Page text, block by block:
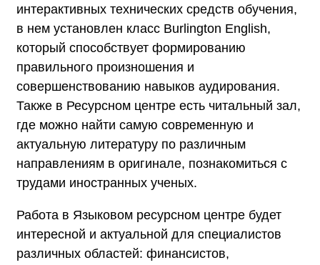
интерактивных технических средств обучения,
в нем установлен класс Burlington English,
который способствует формированию
правильного произношения и
совершенствованию навыков аудирования.
Также в Ресурсном центре есть читальный зал,
где можно найти самую современную и
актуальную литературу по различным
направлениям в оригинале, познакомиться с
трудами иностранных ученых.
Работа в Языковом ресурсном центре будет
интересной и актуальной для специалистов
различных областей: финансистов,